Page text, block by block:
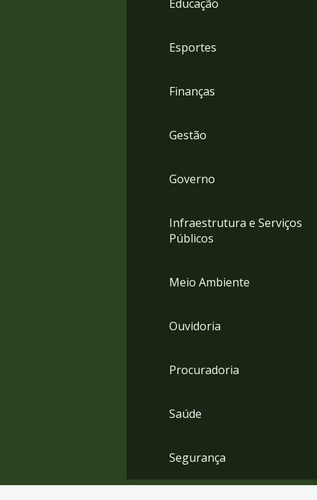
Educação
Esportes
Finanças
Gestão
Governo
Infraestrutura e Serviços
Públicos
Meio Ambiente
Ouvidoria
Procuradoria
Saúde
Segurança